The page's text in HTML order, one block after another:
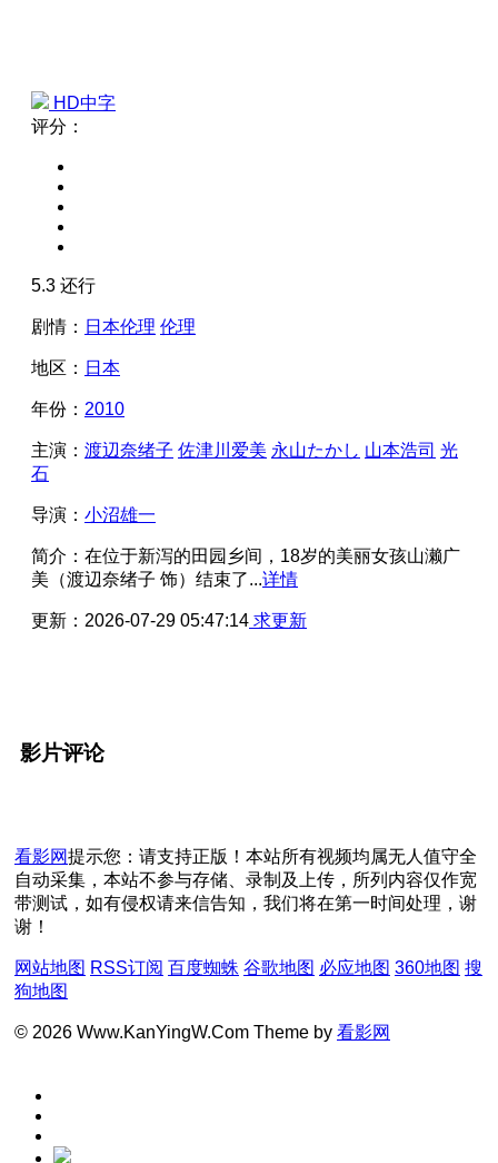
HD中字
评分：
5.3 还行
剧情： 日本伦理 伦理
地区： 日本
年份： 2010
主演： 渡辺奈绪子 佐津川爱美 永山たかし 山本浩司 光
石
导演： 小沼雄一
简介： 在位于新泻的田园乡间，18岁的美丽女孩山濑广
美（渡辺奈绪子 饰）结束了...详情
更新： 2026-07-29 05:47:14 求更新
影片评论
看影网提示您：请支持正版！本站所有视频均属无人值守全
自动采集，本站不参与存储、录制及上传，所列内容仅作宽
带测试，如有侵权请来信告知，我们将在第一时间处理，谢
谢！
网站地图 RSS订阅 百度蜘蛛 谷歌地图 必应地图 360地图 搜
狗地图
© 2026 Www.KanYingW.Com Theme by 看影网